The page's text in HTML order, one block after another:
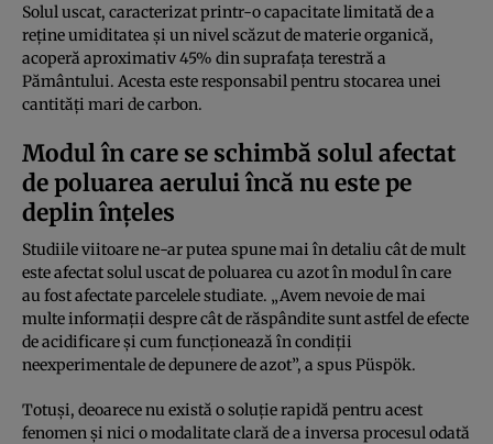
Solul uscat, caracterizat printr-o capacitate limitată de a
reține umiditatea și un nivel scăzut de materie organică,
acoperă aproximativ 45% din suprafața terestră a
Pământului. Acesta este responsabil pentru stocarea unei
cantități mari de carbon.
Modul în care se schimbă solul afectat
de poluarea aerului încă nu este pe
deplin înțeles
Studiile viitoare ne-ar putea spune mai în detaliu cât de mult
este afectat solul uscat de poluarea cu azot în modul în care
au fost afectate parcelele studiate. „Avem nevoie de mai
multe informații despre cât de răspândite sunt astfel de efecte
de acidificare și cum funcționează în condiții
neexperimentale de depunere de azot”, a spus Püspök.
Totuși, deoarece nu există o soluție rapidă pentru acest
fenomen și nici o modalitate clară de a inversa procesul odată